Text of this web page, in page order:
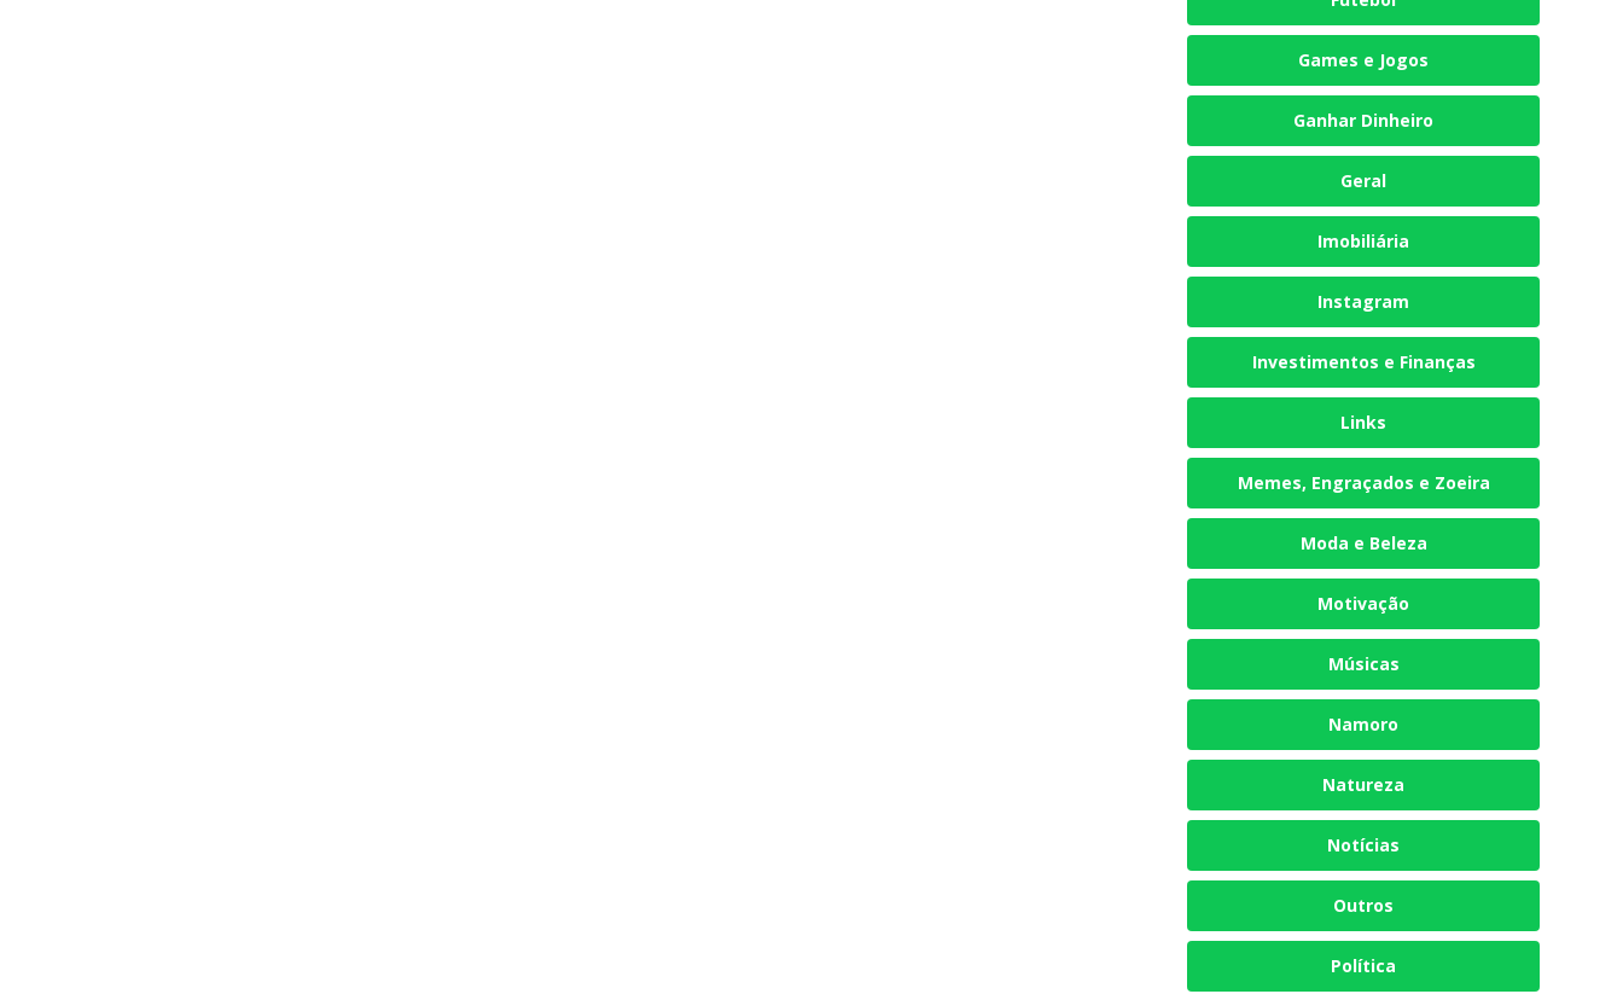
Games e Jogos
Ganhar Dinheiro
Geral
Imobiliária
Instagram
Investimentos e Finanças
Links
Memes, Engraçados e Zoeira
Moda e Beleza
Motivação
Músicas
Namoro
Natureza
Notícias
Outros
Política